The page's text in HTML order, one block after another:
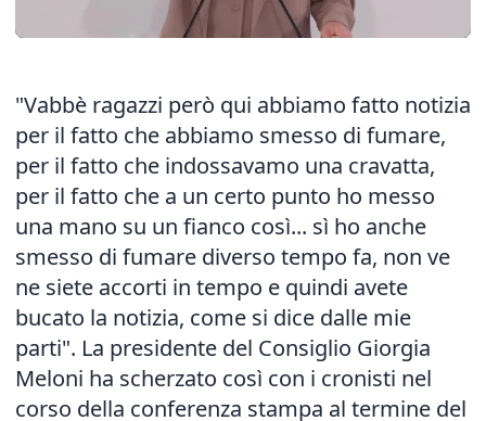
"Vabbè ragazzi però qui abbiamo fatto notizia
per il fatto che abbiamo smesso di fumare,
per il fatto che indossavamo una cravatta,
per il fatto che a un certo punto ho messo
una mano su un fianco così... sì ho anche
smesso di fumare diverso tempo fa, non ve
ne siete accorti in tempo e quindi avete
bucato la notizia, come si dice dalle mie
parti". La presidente del Consiglio Giorgia
Meloni ha scherzato così con i cronisti nel
corso della conferenza stampa al termine del